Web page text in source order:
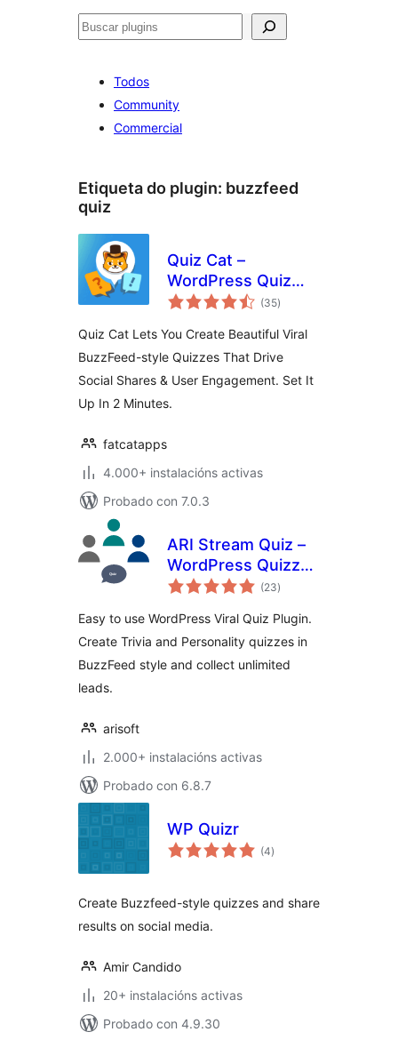
Buscar
Todos
Community
Commercial
Etiqueta do plugin: buzzfeed
quiz
Quiz Cat –
WordPress Quiz
Plugin
(35valoracións
totais
)
Quiz Cat Lets You Create Beautiful Viral
BuzzFeed-style Quizzes That Drive
Social Shares & User Engagement. Set It
Up In 2 Minutes.
fatcatapps
4.000+ instalacións activas
Probado con 7.0.3
ARI Stream Quiz –
WordPress Quizzes
Builder
(23valoracións
totais
)
Easy to use WordPress Viral Quiz Plugin.
Create Trivia and Personality quizzes in
BuzzFeed style and collect unlimited
leads.
arisoft
2.000+ instalacións activas
Probado con 6.8.7
WP Quizr
(4valoracións
totais
)
Create Buzzfeed-style quizzes and share
results on social media.
Amir Candido
20+ instalacións activas
Probado con 4.9.30